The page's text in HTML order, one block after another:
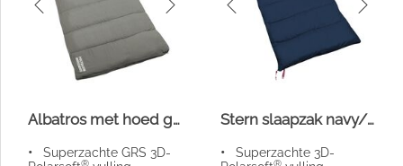
Albatros met hoed grijs/zand
• Superzachte GRS 3D-
®
Stern slaapzak navy/mist
• Superzachte 3D-
®